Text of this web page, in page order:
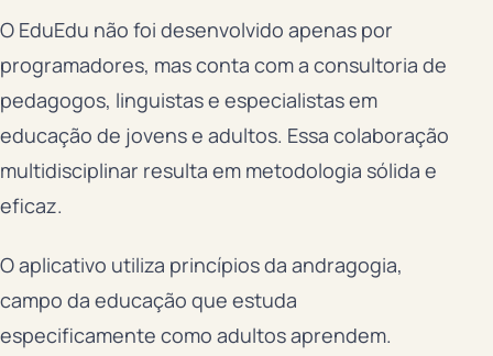
O EduEdu não foi desenvolvido apenas por
programadores, mas conta com a consultoria de
pedagogos, linguistas e especialistas em
educação de jovens e adultos. Essa colaboração
multidisciplinar resulta em metodologia sólida e
eficaz.
O aplicativo utiliza princípios da andragogia,
campo da educação que estuda
especificamente como adultos aprendem.